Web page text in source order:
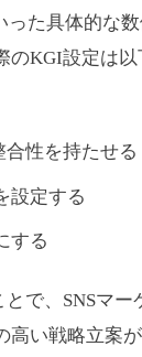
った具体的な
のKGI設定は
性を持たせる
設定する
する
で、SNSマー
高い戦略立案